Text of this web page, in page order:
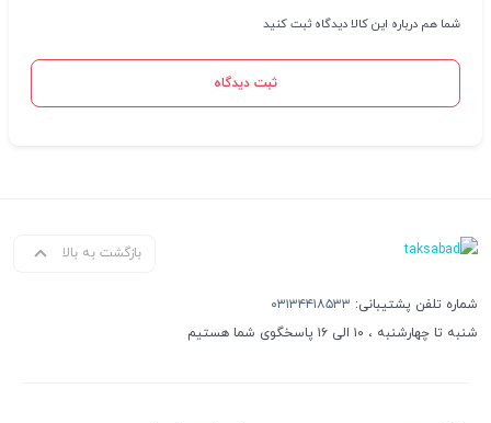
شما هم درباره این کالا دیدگاه ثبت کنید
ثبت دیدگاه
بازگشت به بالا
شماره تلفن پشتیبانی: ۰۳۱۳۴۴۱۸۵۳۳
شنبه تا چهارشنبه ، ۱۰ الی ۱۶ پاسخگوی شما هستیم